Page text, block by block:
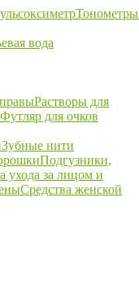
Тонометры
вода
Растворы для
Футляр для очков
Зубные нити
Подгузники,
ухода за лицом и
Средства женской